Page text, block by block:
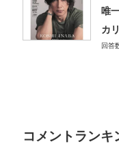
唯
カ
回答
コメントランキ